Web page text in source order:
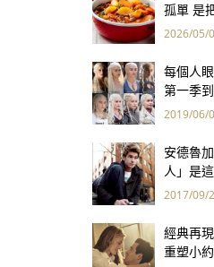
孤單 是
2026/05/
每個人
第一季
歡誰的大
2019/06/
安德魯
人」是
道的大
2017/09/
經典再
重塑小